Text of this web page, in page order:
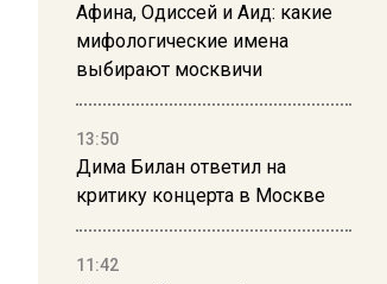
Афина, Одиссей и Аид: какие
мифологические имена
выбирают москвичи
13:50
Дима Билан ответил на
критику концерта в Москве
11:42